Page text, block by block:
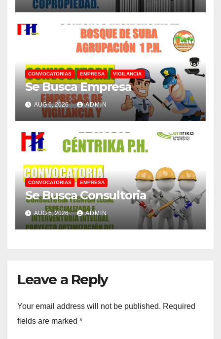
CONVOCATORIAS EMPRESA VIGILANCIA
Se Busca Empresa
AUG 6, 2026 ADMIN
CONVOCATORIAS EMPRESA
Se Busca Consultoria
AUG 6, 2026 ADMIN
Leave a Reply
Your email address will not be published. Required
fields are marked *